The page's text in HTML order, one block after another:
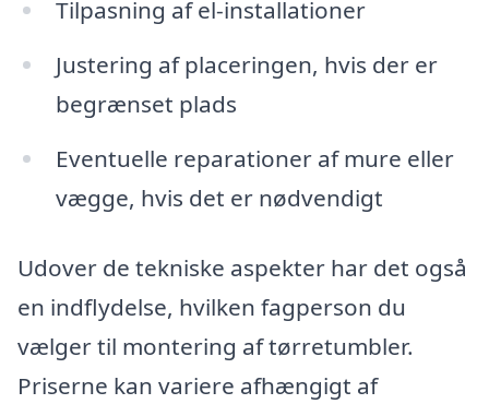
Tilpasning af el-installationer
Justering af placeringen, hvis der er
begrænset plads
Eventuelle reparationer af mure eller
vægge, hvis det er nødvendigt
Udover de tekniske aspekter har det også
en indflydelse, hvilken fagperson du
vælger til montering af tørretumbler.
Priserne kan variere afhængigt af